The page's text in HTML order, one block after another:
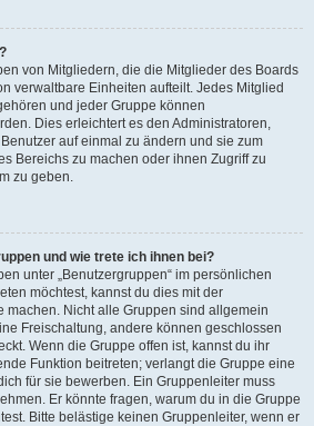
von Mitgliedern, die die Mitglieder des Boards
verwaltbare Einheiten aufteilt. Jedes Mitglied
und jeder Gruppe können
Dies erleichtert es den Administratoren,
auf einmal zu ändern und sie zum
Bereichs zu machen oder ihnen Zugriff zu
zu geben.
und wie trete ich ihnen bei?
unter „Benutzergruppen“ im persönlichen
möchtest, kannst du dies mit der
machen. Nicht alle Gruppen sind allgemein
Freischaltung, andere können geschlossen
Wenn die Gruppe offen ist, kannst du ihr
Funktion beitreten; verlangt die Gruppe eine
für sie bewerben. Ein Gruppenleiter muss
Er könnte fragen, warum du in die Gruppe
Bitte belästige keinen Gruppenleiter, wenn er